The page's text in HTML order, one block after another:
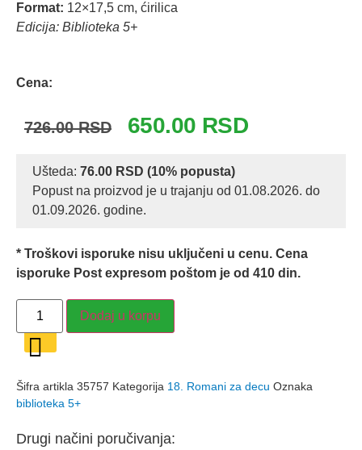
Format: 12×17,5 cm, ćirilica
Edicija: Biblioteka 5+
Cena:
726.00RSD
Originalna
je
bila:
726.00 RSD.
650.00 RSDTrenutna
650.00 RSD.
Ušteda: 76.00 RSD (10% popusta)
Popust na proizvod je u trajanju od 01.08.2026. do
01.09.2026. godine.
* Troškovi isporuke nisu uključeni u cenu. Cena
isporuke Post expresom poštom je od 410 din.
BELI
OČNJAK
-
Džek
London
Dodaj u korpu
Šifra artikla 35757 Kategorija 18. Romani za decu Oznaka
biblioteka 5+
Drugi načini poručivanja: